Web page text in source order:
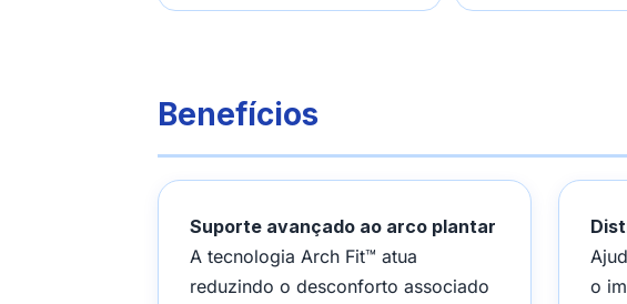
Benefícios
Suporte avançado ao arco plantar
A tecnologia Arch Fit™ atua
reduzindo o desconforto associado
o